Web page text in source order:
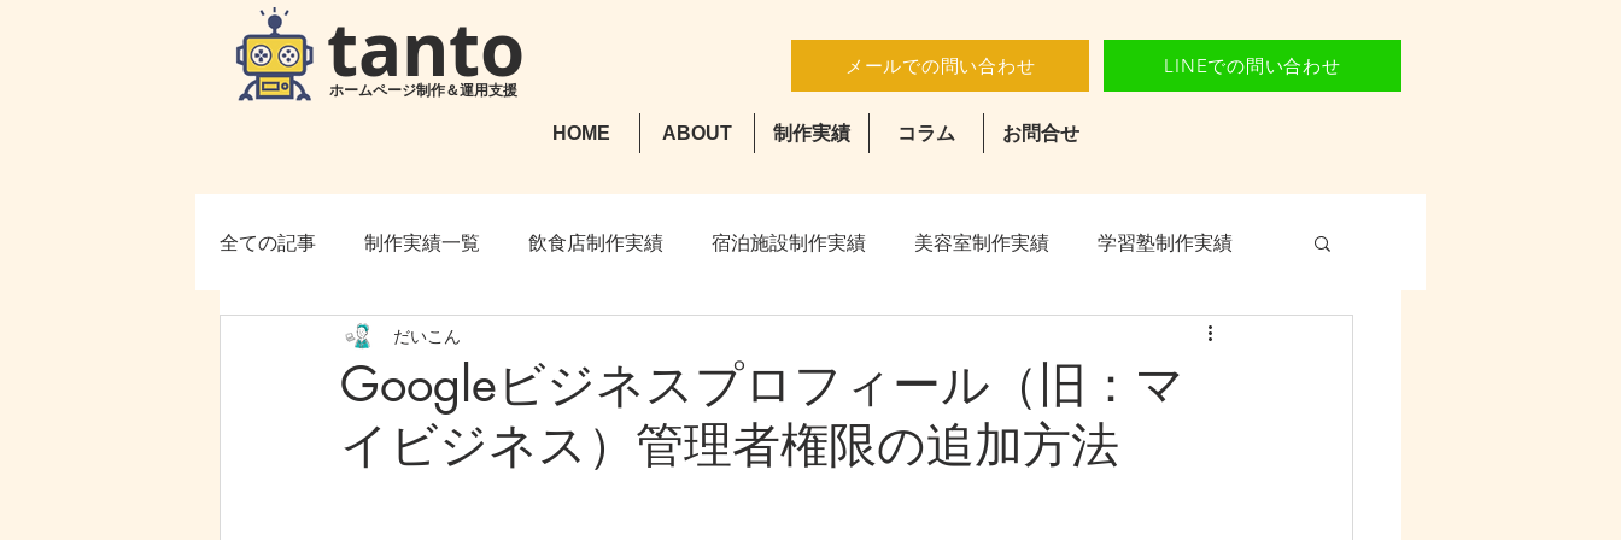
tanto
ホームページ制作＆運用支援
メールでの問い合わせ LINEでの問い合わせ
HOME ABOUT 制作実績 コラム お問合せ
全ての記事 制作実績一覧 飲食店制作実績 宿泊施設制作実績 美容室制作実績 学習塾制作実績
Googleビジネスプロフィール（旧：マ
イビジネス）管理者権限の追加方法
だいこん